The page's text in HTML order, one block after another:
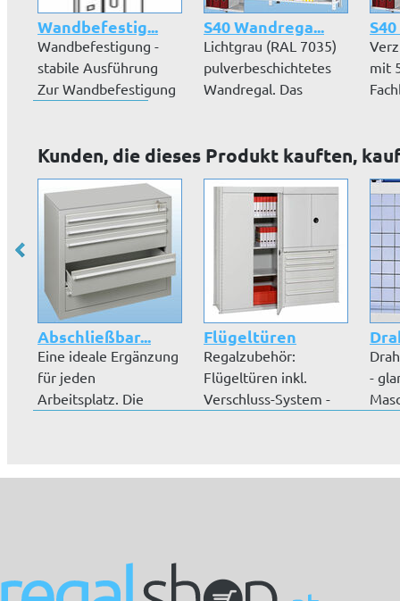
Wandbefestig...
Wandbefestigung -
stabile Ausführung
Zur Wandbefestigung
S40 Wandrega...
Lichtgrau (RAL 7035)
pulverbeschichtetes
Wandregal. Das
mit
Kunden, die dieses Produkt kauften,
Abschließbar...
Eine ideale Ergänzung
für jeden
Arbeitsplatz. Die
Flügeltüren
Regalzubehör:
Flügeltüren inkl.
Verschluss-System -
-